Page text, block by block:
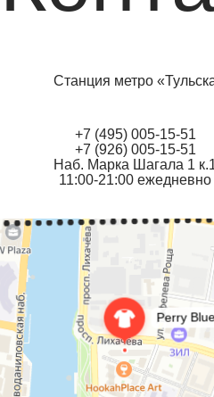
Станция метро
+7 (495) 005-15-51
+7 (926) 005-15-51
Наб. Марка Шагала 1
11:00-21:00 ежедневно